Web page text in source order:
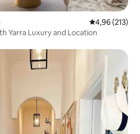
4,96 av 5 i
4,96 (213)
Yarra Luxury and Location